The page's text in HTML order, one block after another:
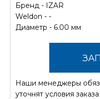
Бренд - IZAR
Weldon - -
Диаметр - 6.00 мм
Наши менеджеры
уточнят условия заказа